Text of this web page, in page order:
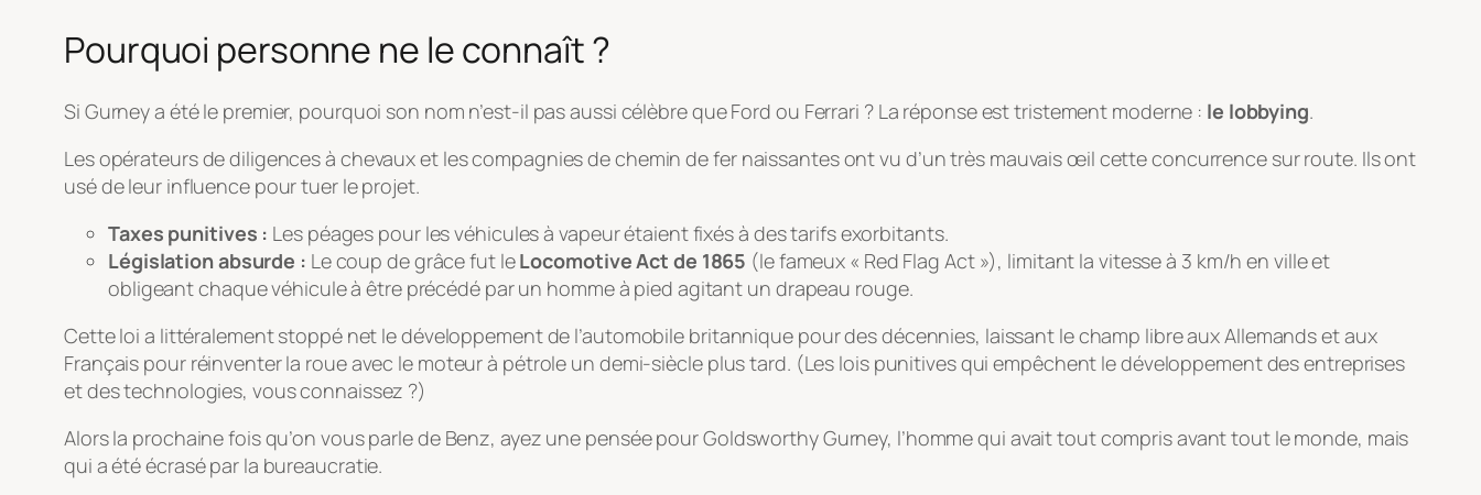
Pourquoi personne ne le connaît ?
Si Gurney a été le premier, pourquoi son nom n’est-il pas aussi célèbre que Ford ou Ferrari ? La réponse est tristement moderne : le lobbying.
Les opérateurs de diligences à chevaux et les compagnies de chemin de fer naissantes ont vu d’un très mauvais œil cette concurrence sur route. Ils ont
usé de leur influence pour tuer le projet.
Taxes punitives : Les péages pour les véhicules à vapeur étaient fixés à des tarifs exorbitants.
Législation absurde : Le coup de grâce fut leLocomotive Act de 1865 (le fameux « Red Flag Act »), limitant la vitesse à 3 km/h en ville et
obligeant chaque véhicule à être précédé par un homme à pied agitant un drapeau rouge.
Cette loi a littéralement stoppé net le développement de l’automobile britannique pour des décennies, laissant le champ libre aux Allemands et aux
Français pour réinventer la roue avec le moteur à pétrole un demi-siècle plus tard. (Les lois punitives qui empêchent le développement des entreprises
et des technologies, vous connaissez ?)
Alors la prochaine fois qu’on vous parle de Benz, ayez une pensée pour Goldsworthy Gurney, l’homme qui avait tout compris avant tout le monde, mais
qui a été écrasé par la bureaucratie.